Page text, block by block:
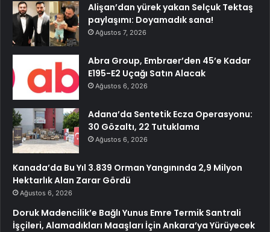
Alişan’dan yürek yakan Selçuk Tektaş
paylaşımı: Doyamadık sana!
Ağustos 7, 2026
Abra Group, Embraer’den 45’e Kadar
E195-E2 Uçağı Satın Alacak
Ağustos 6, 2026
Adana’da Sentetik Ecza Operasyonu:
30 Gözaltı, 22 Tutuklama
Ağustos 6, 2026
Kanada’da Bu Yıl 3.839 Orman Yangınında 2,9 Milyon
Hektarlık Alan Zarar Gördü
Ağustos 6, 2026
Doruk Madencilik’e Bağlı Yunus Emre Termik Santrali
İşçileri, Alamadıkları Maaşları İçin Ankara’ya Yürüyecek